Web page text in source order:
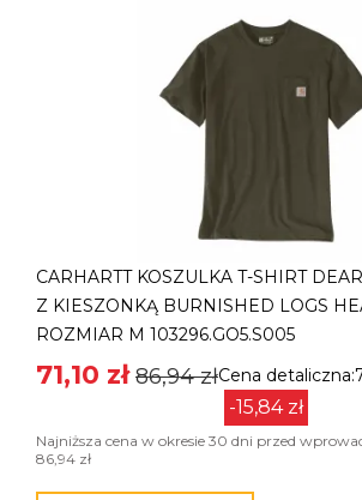
CARHARTT KOSZULKA T-SHIRT
Z KIESZONKĄ BURNISHED LOGS
ROZMIAR M 103296.GO5.S005
Cena
71,10 zł 86,94 zł
-15,84 zł
Najniższa cena w okresie 30 dni przed
86,94 zł